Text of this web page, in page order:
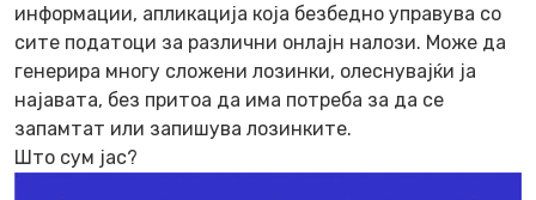
информации, апликација која безбедно управува со
сите податоци за различни онлајн налози. Може да
генерира мнoгу сложени лозинки, олеснувајќи ја
најавата, без притоа да има потреба за да се
запамтат или запишува лозинките.
Што сум јас?